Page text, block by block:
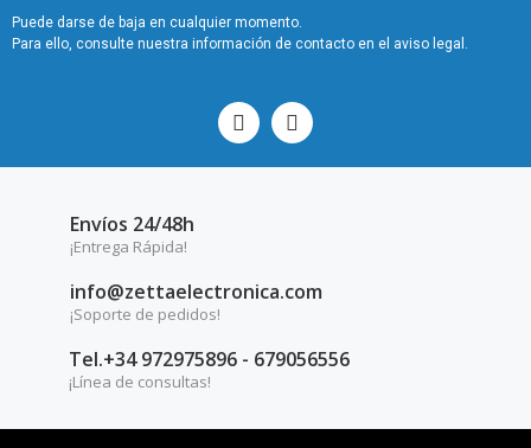
Puede darse de baja en cualquier momento.
Para ello, consulte nuestra información de contacto en el aviso legal.
Envíos 24/48h
¡Entrega Rápida!
info@zettaelectronica.com
¡Soporte de pedidos!
Tel.+34 972975896 - 679056556
¡Línea de consultas!